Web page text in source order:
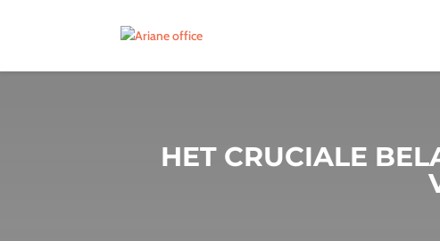
HET CRUCIALE